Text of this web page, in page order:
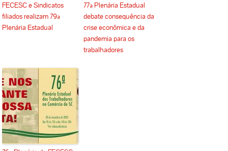
FECESC e Sindicatos
filiados realizam 79ª
Plenária Estadual
77ª Plenária Estadual
debate consequência da
crise econômica e da
pandemia para os
trabalhadores